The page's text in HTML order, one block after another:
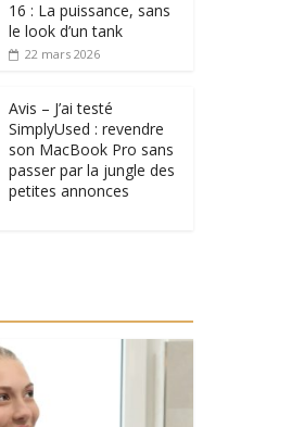
16 : La puissance, sans
le look d’un tank
22 mars 2026
Avis – J’ai testé
SimplyUsed : revendre
son MacBook Pro sans
passer par la jungle des
petites annonces